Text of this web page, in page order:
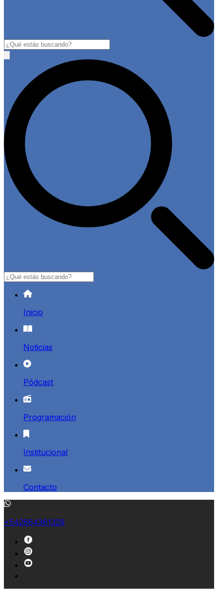
Inicio
Noticias
Pódcast
Programación
Institucional
Contacto
+542664361329